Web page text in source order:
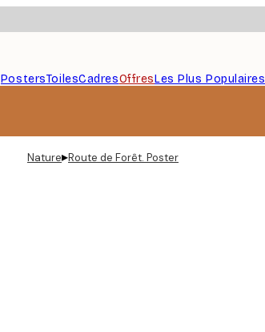
PostersToilesCadresOffresLes Plus Populaires
Nature▸Route de Forêt. Poster